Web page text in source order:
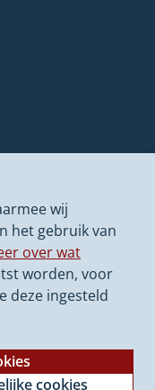
wij
het gebruik van
over wat
worden, voor
deze ingesteld
cookies